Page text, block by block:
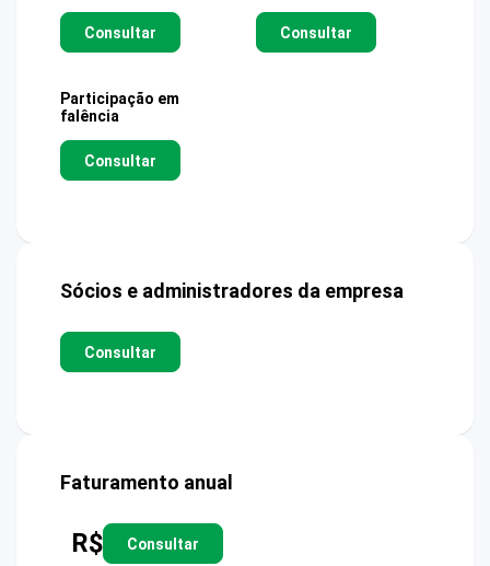
Consultar Consultar
Participação em
falência
Consultar
Sócios e administradores da empresa
Consultar
Faturamento anual
R$ Consultar